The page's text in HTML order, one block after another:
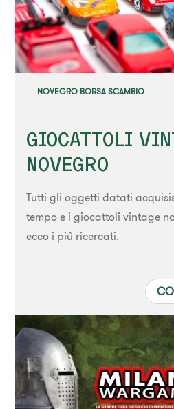
NOVEGRO BORSA SCAMBIO
GIOCATTOLI
NOVEGRO
Tutti gli oggetti datati
tempo e i giocattoli vintage
ecco i più ricercati.